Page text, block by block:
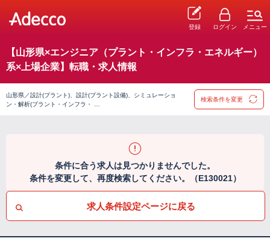
登録 ログイン メニュー
【山形県×エンジニア（プラント・インフラ・エネルギー）
系×上場企業】転職・求人情報
山形県／設計(プラント)、設計(プラント設備)、シミュレーショ
ン・解析(プラント・インフラ・ …
検索条件を変更
条件に合う求人は見つかりませんでした。
条件を変更して、再度検索してください。（E130021）
求人条件設定ページに戻る